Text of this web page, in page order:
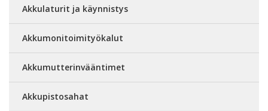
Akkulaturit ja käynnistys
Akkumonitoimityökalut
Akkumutterinvääntimet
Akkupistosahat